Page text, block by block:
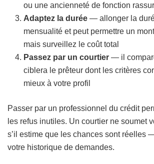
ou une ancienneté de fonction
Adaptez la durée — allonger la
mensualité et peut permettre un
mais surveillez le coût total
Passez par un courtier — il
ciblera le prêteur dont les critères
mieux à votre profil
Passer par un professionnel du crédit
les refus inutiles. Un courtier ne soumet
s’il estime que les chances sont réelles
votre historique de demandes.